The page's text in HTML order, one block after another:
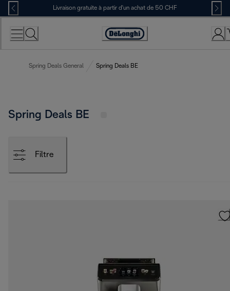
Skip
to
Content
Livraison gratuite à partir d'un achat de 50 CHF
Déclaration
Spring Deals General Spring Deals BE
Spring Deals BE
Filtre